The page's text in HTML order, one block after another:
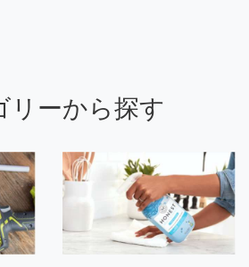
リーから探す